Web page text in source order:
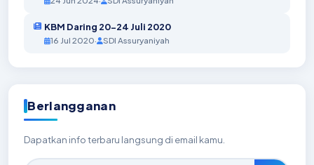
KBM Daring 20-24 Juli 2020
16 Jul 2020· SDI Assuryaniyah
Berlangganan
Dapatkan info terbaru langsung di email kamu.